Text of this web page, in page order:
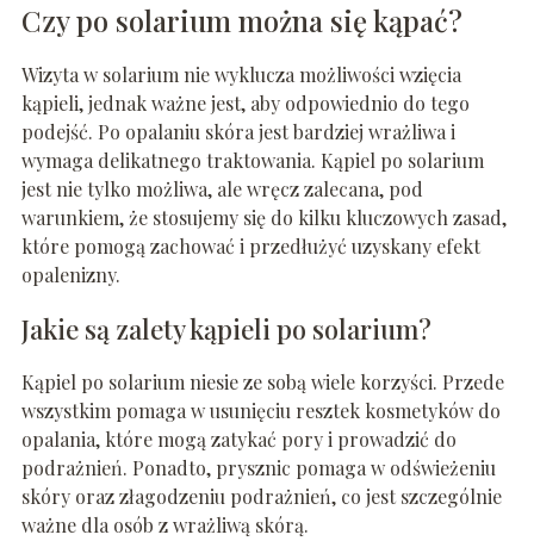
Czy po solarium można się kąpać?
Wizyta w solarium nie wyklucza możliwości wzięcia
kąpieli, jednak ważne jest, aby odpowiednio do tego
podejść. Po opalaniu skóra jest bardziej wrażliwa i
wymaga delikatnego traktowania. Kąpiel po solarium
jest nie tylko możliwa, ale wręcz zalecana, pod
warunkiem, że stosujemy się do kilku kluczowych zasad,
które pomogą zachować i przedłużyć uzyskany efekt
opalenizny.
Jakie są zalety kąpieli po solarium?
Kąpiel po solarium niesie ze sobą wiele korzyści. Przede
wszystkim pomaga w usunięciu resztek kosmetyków do
opalania, które mogą zatykać pory i prowadzić do
podrażnień. Ponadto, prysznic pomaga w odświeżeniu
skóry oraz złagodzeniu podrażnień, co jest szczególnie
ważne dla osób z wrażliwą skórą.